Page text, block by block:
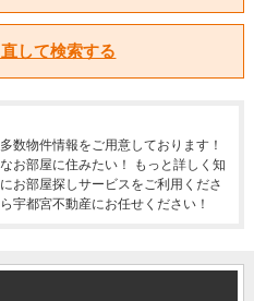
して検索する
数物件情報をご用意しております！
お部屋に住みたい！ もっと詳しく知
お部屋探しサービスをご利用くださ
宇都宮不動産にお任せください！